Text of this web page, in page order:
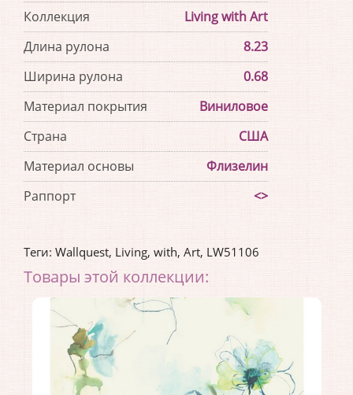
Коллекция
Living with Art
Длина рулона
8.23
Ширина рулона
0.68
Материал покрытия
Виниловое
Страна
США
Материал основы
Флизелин
Раппорт
<>
Теги: Wallquest, Living, with, Art, LW51106
Товары этой коллекции: